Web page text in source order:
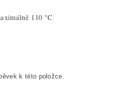
110 °C
k této položce.